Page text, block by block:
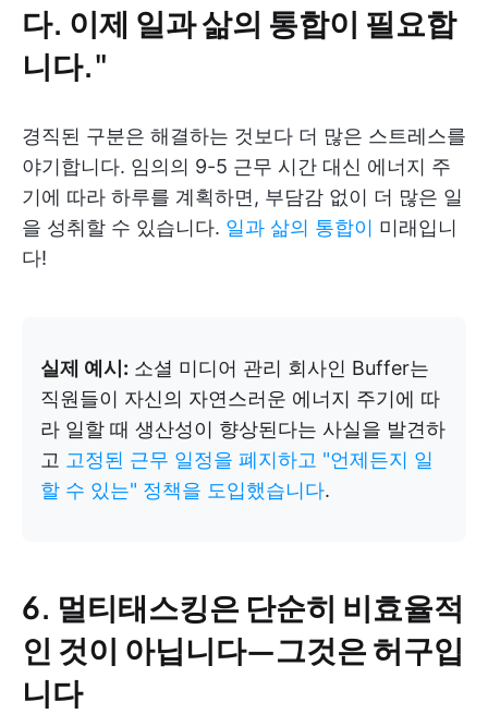
다. 이제 일과 삶의 통합이 필요합
니다."
경직된 구분은 해결하는 것보다 더 많은 스트레스를
야기합니다. 임의의 9-5 근무 시간 대신 에너지 주
기에 따라 하루를 계획하면, 부담감 없이 더 많은 일
을 성취할 수 있습니다. 일과 삶의 통합이 미래입니
다!
실제 예시: 소셜 미디어 관리 회사인 Buffer는
직원들이 자신의 자연스러운 에너지 주기에 따
라 일할 때 생산성이 향상된다는 사실을 발견하
고 고정된 근무 일정을 폐지하고 "언제든지 일
할 수 있는" 정책을 도입했습니다.
6. 멀티태스킹은 단순히 비효율적
인 것이 아닙니다—그것은 허구입
니다